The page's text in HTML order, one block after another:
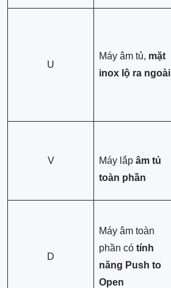
U
Máy âm tủ, mặt
inox lộ ra ngoài
V Máy lắp âm tủ
toàn phần
D
Máy âm toàn
phần có tính
năng Push to
Open